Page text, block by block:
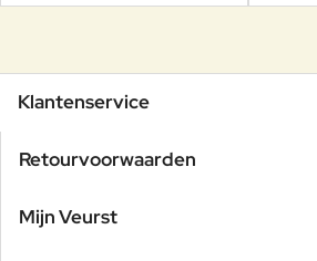
Klantenservice
Retourvoorwaarden
Mijn Veurst